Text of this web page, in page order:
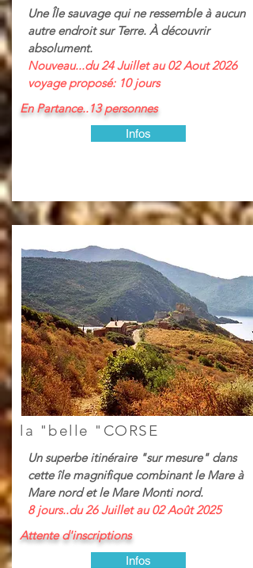
Une Île sauvage qui ne ressemble à aucun
autre endroit sur Terre. À découvrir
absolument.
Nouveau...du 24 Juillet au 02 Aout 2026
voyage proposé: 10 jours
En Partance..13 personnes
Infos
la "belle "CORSE
Un superbe itinéraire "sur mesure" dans
cette île magnifique combinant le Mare à
Mare nord et le Mare Monti nord.
8 jours..du 26 Juillet au 02 Août 2025
Attente d'inscriptions
Infos